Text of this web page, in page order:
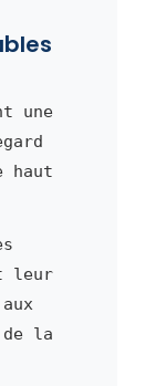
une
haut
leur
la